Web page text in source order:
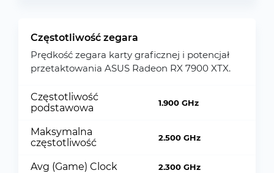
Częstotliwość zegara
Prędkość zegara karty graficznej i potencjał
przetaktowania ASUS Radeon RX 7900 XTX.
Częstotliwość
podstawowa
1.900 GHz
Maksymalna
częstotliwość
2.500 GHz
Avg (Game) Clock 2.300 GHz